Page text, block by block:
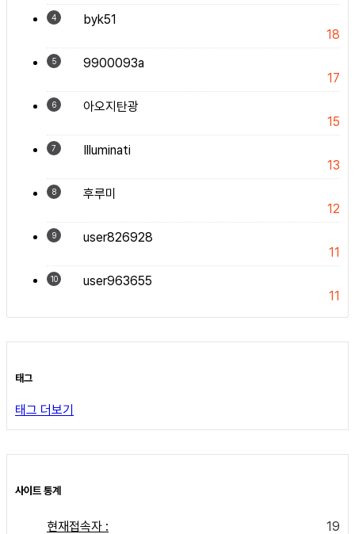
4
byk51
18
5
9900093a
17
6
아오지탄광
15
7
Illuminati
13
8
후루미
12
9
user826928
11
10
user963655
11
태그
태그 더보기
사이트 통계
현재접속자 :
19